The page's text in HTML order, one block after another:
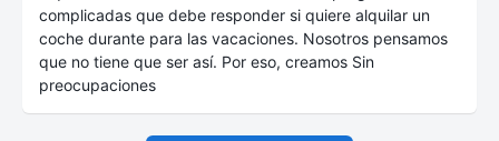
complicadas que debe responder si quiere alquilar un
coche durante para las vacaciones. Nosotros pensamos
que no tiene que ser así. Por eso, creamos Sin
preocupaciones